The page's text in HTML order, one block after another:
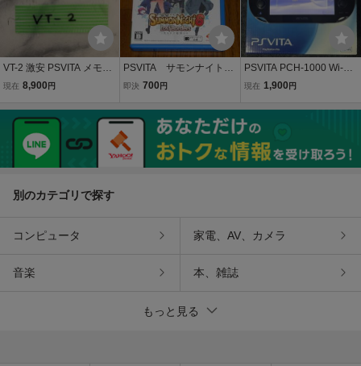
VT-2 激安 PSVITA メモリ
ーカード 64GB フォーマ
現在 8,900 円
PSVITA サモンナイト6
失われた境界たち
即決 700 円
PSVITA PCH-1000 Wi-Fi
モデル クリスタルブラッ
付属
現在 1,900 円
別のカテゴリで探す
コンピュータ 家電、AV、カメラ
音楽 本、雑誌
もっと見る